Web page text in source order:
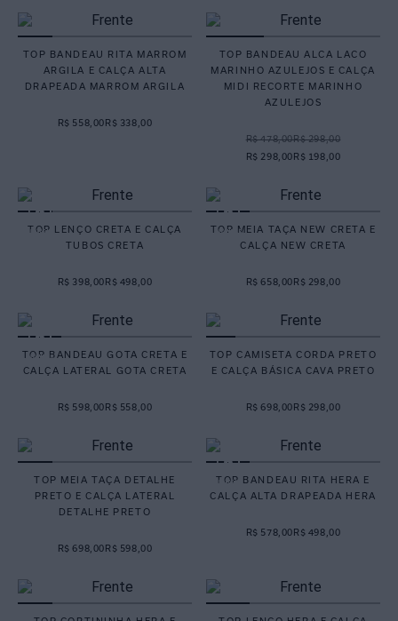
TOP BANDEAU RITA MARROM
ARGILA E CALÇA ALTA
DRAPEADA MARROM ARGILA
R$ 558,00R$ 338,00
TOP BANDEAU ALCA LACO
MARINHO AZULEJOS E CALÇA
MIDI RECORTE MARINHO
AZULEJOS
R$ 478,00
R$ 298,00
R$ 298,00
R$ 198,00
TOP LENÇO CRETA E CALÇA
TUBOS CRETA
R$ 398,00R$ 498,00
TOP MEIA TAÇA NEW CRETA E
CALÇA NEW CRETA
R$ 658,00R$ 298,00
TOP BANDEAU GOTA CRETA E
CALÇA LATERAL GOTA CRETA
R$ 598,00R$ 558,00
TOP CAMISETA CORDA PRETO
E CALÇA BÁSICA CAVA PRETO
R$ 698,00R$ 298,00
TOP MEIA TAÇA DETALHE
PRETO E CALÇA LATERAL
DETALHE PRETO
R$ 698,00R$ 598,00
TOP BANDEAU RITA HERA E
CALÇA ALTA DRAPEADA HERA
R$ 578,00R$ 498,00